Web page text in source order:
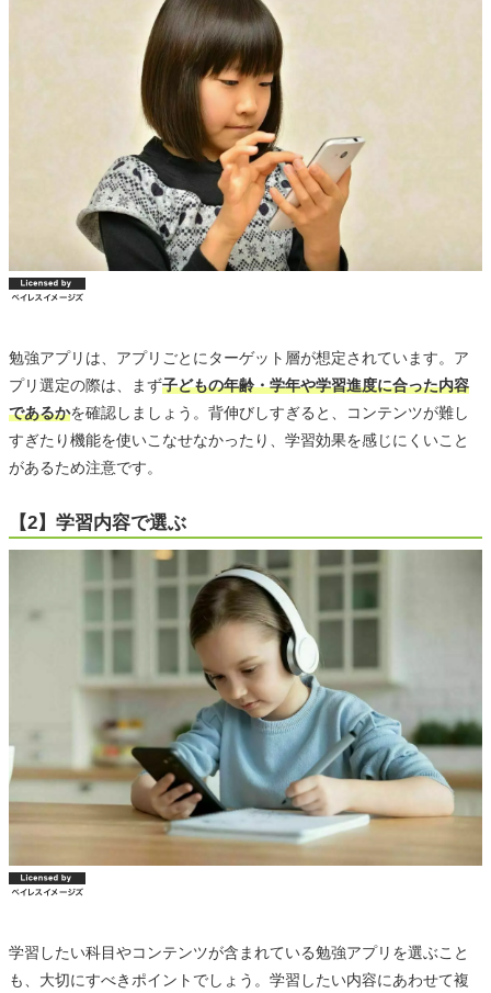
勉強アプリは、アプリごとにターゲット層が想定されています。ア
プリ選定の際は、まず子どもの年齢・学年や学習進度に合った内容
であるかを確認しましょう。背伸びしすぎると、コンテンツが難し
すぎたり機能を使いこなせなかったり、学習効果を感じにくいこと
があるため注意です。
【2】学習内容で選ぶ
学習したい科目やコンテンツが含まれている勉強アプリを選ぶこと
も、大切にすべきポイントでしょう。学習したい内容にあわせて複